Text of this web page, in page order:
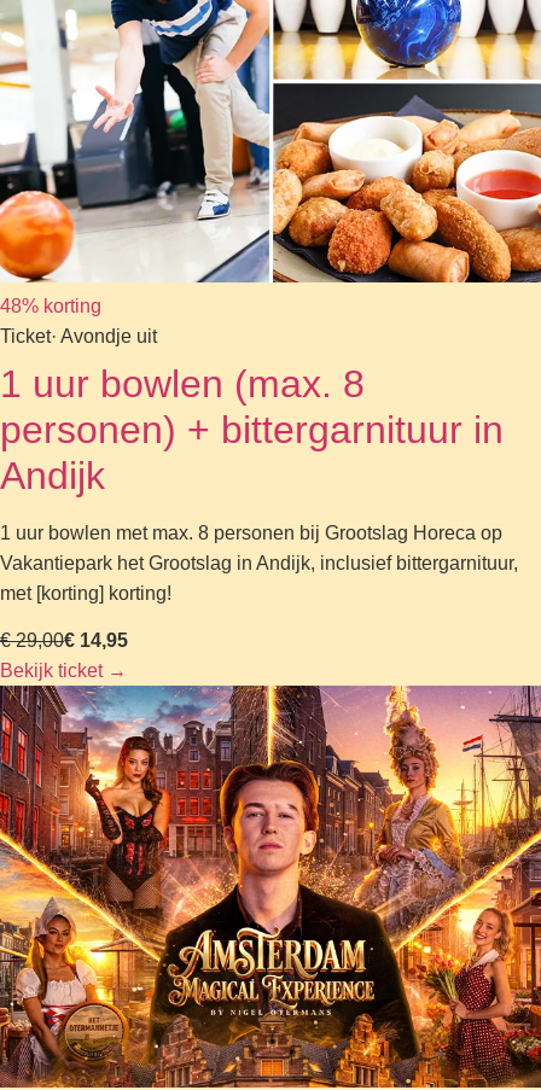
48% korting
Ticket· Avondje uit
1 uur bowlen (max. 8
personen) + bittergarnituur in
Andijk
1 uur bowlen met max. 8 personen bij Grootslag Horeca op
Vakantiepark het Grootslag in Andijk, inclusief bittergarnituur,
met [korting] korting!
€ 29,00€ 14,95
Bekijk ticket →